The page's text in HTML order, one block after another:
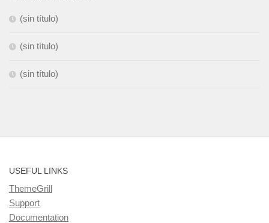
(sin título)
(sin título)
(sin título)
USEFUL LINKS
ThemeGrill
Support
Documentation